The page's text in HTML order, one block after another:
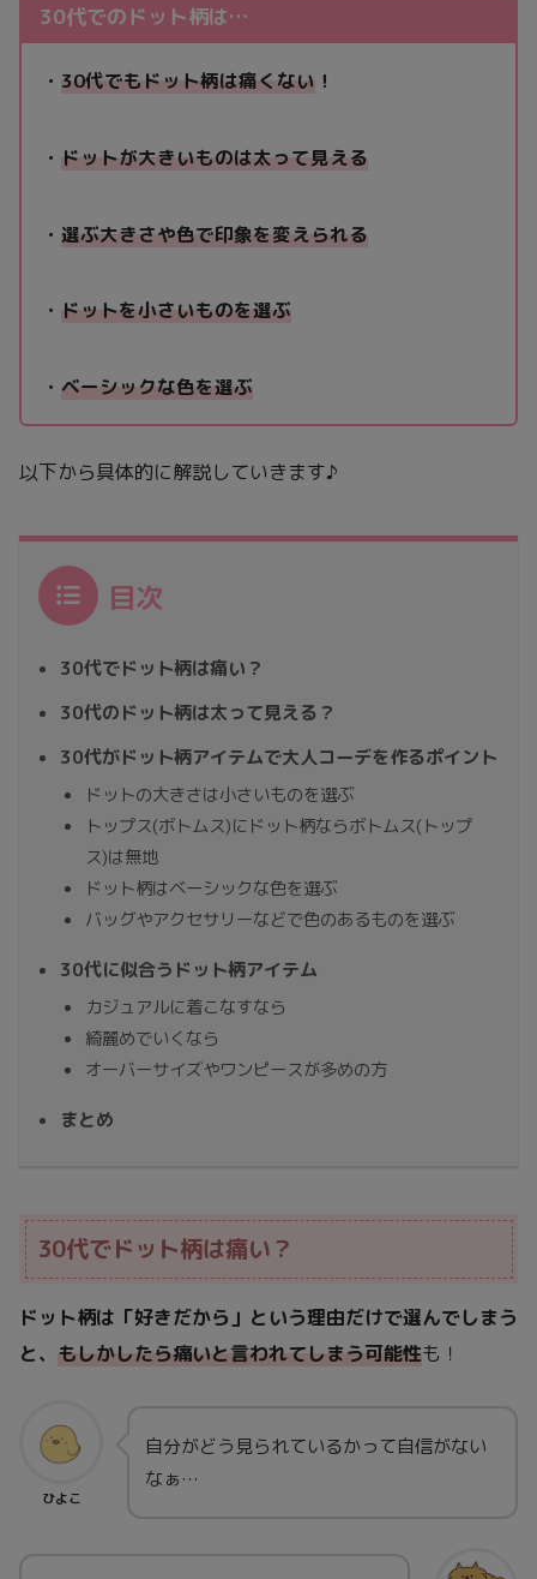
30代でのドット柄は…
・ 30代でもドット柄は痛くない ！
・ ドットが大きいものは太って見える
・選ぶ大きさや色で印象を変えられる
・ ドットを小さいものを選ぶ
・ベーシックな色を選ぶ
以下から具体的に解説していきます♪
目次
30代でドット柄は痛い？
30代のドット柄は太って見える？
30代がドット柄アイテムで大人コーデを作るポイント
ドットの大きさは小さいものを選ぶ
トップス(ボトムス)にドット柄ならボトムス(トップ
ス)は無地
ドット柄はベーシックな色を選ぶ
バッグやアクセサリーなどで色のあるものを選ぶ
30代に似合うドット柄アイテム
カジュアルに着こなすなら
綺麗めでいくなら
オーバーサイズやワンピースが多めの方
まとめ
30代でドット柄は痛い？
ドット柄は「好きだから」という理由だけで選んでしまう
と、 もしかしたら痛いと言われてしまう可能性も！
ひよこ
自分がどう見られているかって自信がない
なぁ…